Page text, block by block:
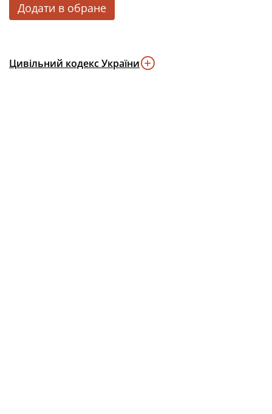
Додати в обране
Цивільний кодекс України